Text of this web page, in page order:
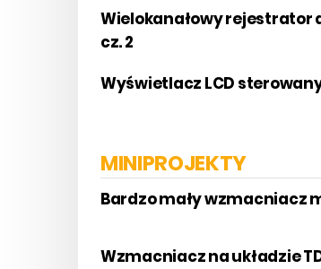
Wielokanałowy rejestrator
cz. 2
Wyświetlacz LCD
MINIPROJEKTY
Bardzo mały wzmacniacz
Wzmacniacz na układzie